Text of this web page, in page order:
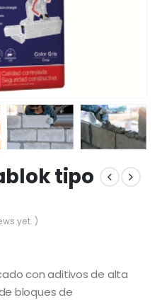
tipo
yet. )
con aditivos de alta
bloques de